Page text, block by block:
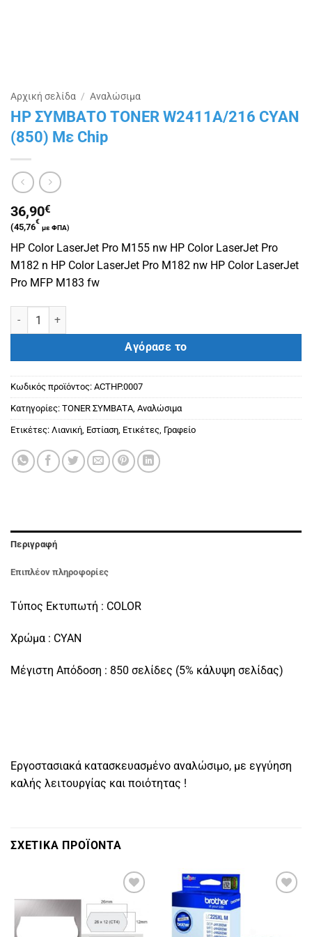
Αρχική σελίδα / Αναλώσιμα
HP ΣΥΜΒΑΤΟ TONER W2411A/216 CYAN
(850) Με Chip
36,90€
(45,76
€
με ΦΠΑ)
HP Color LaserJet Pro M155 nw HP Color LaserJet Pro
M182 n HP Color LaserJet Pro M182 nw HP Color LaserJet
Pro MFP M183 fw
HP ΣΥΜΒΑΤΟ TONER W2411A/216 CYAN (850) Με Chip ποσότητα
Αγόρασε το
Κωδικός προϊόντος: ACTHP.0007
Κατηγορίες: ΤΟΝΕR ΣΥΜΒΑΤΑ, Αναλώσιμα
Ετικέτες: Λιανική, Εστίαση, Ετικέτες, Γραφείο
Περιγραφή
Επιπλέον πληροφορίες
Τύπος Εκτυπωτή : COLOR
Χρώμα : CYAN
Μέγιστη Απόδοση : 850 σελίδες (5% κάλυψη σελίδας)
Εργοστασιακά κατασκευασμένο αναλώσιμο, με εγγύηση
καλής λειτουργίας και ποιότητας !
ΣΧΕΤΙΚΑ ΠΡΟΪΟΝΤΑ
Πρόσθήκη
στην
λίστα
επιθυμιών